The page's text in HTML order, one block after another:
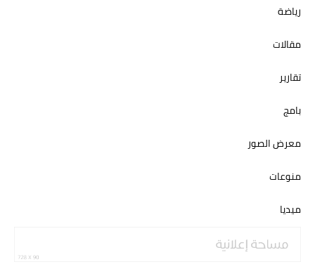
رياضة
مقالات
تقارير
بامج
معرض الصور
منوعات
ميديا